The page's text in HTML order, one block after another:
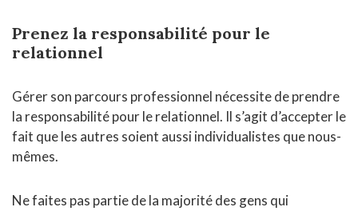
Prenez la responsabilité pour le
relationnel
Gérer son parcours professionnel nécessite de prendre
la responsabilité pour le relationnel. Il s’agit d’accepter le
fait que les autres soient aussi individualistes que nous-
mêmes.
Ne faites pas partie de la majorité des gens qui